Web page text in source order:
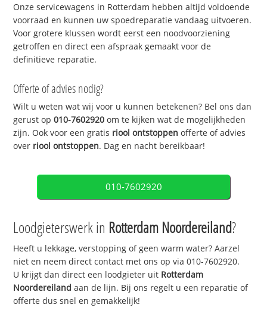
Onze servicewagens in Rotterdam hebben altijd voldoende
voorraad en kunnen uw spoedreparatie vandaag uitvoeren.
Voor grotere klussen wordt eerst een noodvoorziening
getroffen en direct een afspraak gemaakt voor de
definitieve reparatie.
Offerte of advies nodig?
Wilt u weten wat wij voor u kunnen betekenen? Bel ons dan
gerust op010-7602920 om te kijken wat de mogelijkheden
zijn. Ook voor een gratis riool ontstoppen offerte of advies
over riool ontstoppen. Dag en nacht bereikbaar!
010-7602920
Loodgieterswerk in Rotterdam Noordereiland?
Heeft u lekkage, verstopping of geen warm water? Aarzel
niet en neem direct contact met ons op via 010-7602920.
U krijgt dan direct een loodgieter uit Rotterdam
Noordereiland aan de lijn. Bij ons regelt u een reparatie of
offerte dus snel en gemakkelijk!